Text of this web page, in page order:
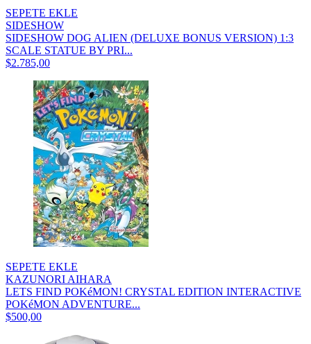
SEPETE EKLE
SIDESHOW
SIDESHOW DOG ALIEN (DELUXE BONUS VERSION) 1:3
SCALE STATUE BY PRI...
$2.785,00
SEPETE EKLE
KAZUNORI AIHARA
LETS FIND POKéMON! CRYSTAL EDITION INTERACTIVE
POKéMON ADVENTURE...
$500,00